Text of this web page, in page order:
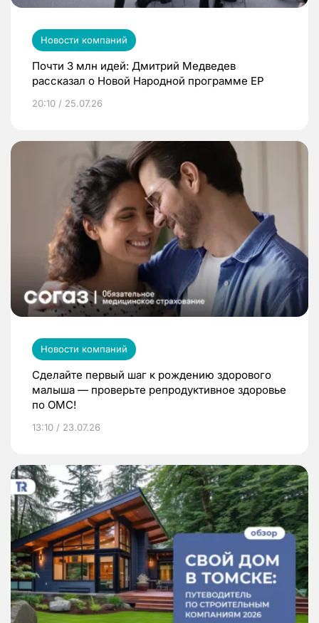
Новости компаний
Почти 3 млн идей: Дмитрий Медведев
рассказал о Новой Народной программе ЕР
20:10 / 25.07.26
Новости компаний
Сделайте первый шаг к рождению здорового
малыша — проверьте репродуктивное здоровье
по ОМС!
13:10 / 23.07.26